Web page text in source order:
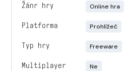
Žánr hry Online hra
Platforma Prohlížeč
Typ hry Freeware
Multiplayer Ne